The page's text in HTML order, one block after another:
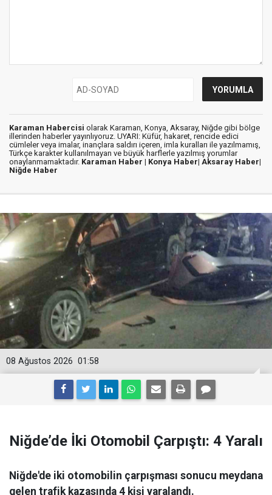
Karaman Habercisi olarak Karaman, Konya, Aksaray, Niğde gibi bölge
illerinden haberler yayınlıyoruz. UYARI: Küfür, hakaret, rencide edici
cümleler veya imalar, inançlara saldırı içeren, imla kuralları ile yazılmamış,
Türkçe karakter kullanılmayan ve büyük harflerle yazılmış yorumlar
onaylanmamaktadır. Karaman Haber | Konya Haber| Aksaray Haber|
Niğde Haber
01:58
08 Ağustos 2026
Niğde’de İki Otomobil Çarpıştı: 4 Yaralı
Niğde'de iki otomobilin çarpışması sonucu meydana
gelen trafik kazasında 4 kişi yaralandı.